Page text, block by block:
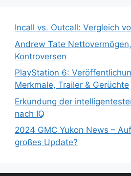
Incall vs. Outcall: Vergleich
Andrew Tate
Kontroversen
PlayStation 6:
Merkmale, Trailer & Gerüchte
Erkundung der
nach IQ
2024 GMC Yukon News –
großes Update?